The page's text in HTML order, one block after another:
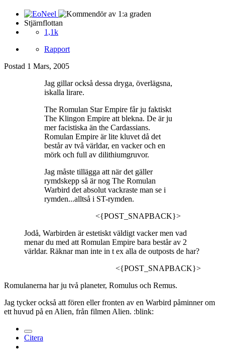
Stjärnflottan
1,1k
Rapport
Postad 1 Mars, 2005
Jag gillar också dessa dryga, överlägsna,
iskalla lirare.
The Romulan Star Empire får ju faktiskt
The Klingon Empire att blekna. De är ju
mer facistiska än the Cardassians.
Romulan Empire är lite kluvet då det
består av två världar, en vacker och en
mörk och full av dilithiumgruvor.
Jag måste tillägga att när det gäller
rymdskepp så är nog The Romulan
Warbird det absolut vackraste man se i
rymden...alltså i ST-rymden.
<{POST_SNAPBACK}>
Jodå, Warbirden är estetiskt väldigt vacker men vad
menar du med att Romulan Empire bara består av 2
världar. Räknar man inte in t ex alla de outposts de har?
<{POST_SNAPBACK}>
Romulanerna har ju två planeter, Romulus och Remus.
Jag tycker också att fören eller fronten av en Warbird påminner om
ett huvud på en Alien, från filmen Alien. :blink:
Citera